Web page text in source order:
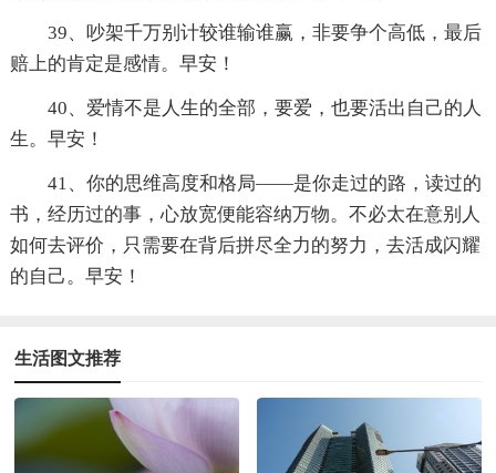
39、吵架千万别计较谁输谁赢，非要争个高低，最后
赔上的肯定是感情。早安！
40、爱情不是人生的全部，要爱，也要活出自己的人
生。早安！
41、你的思维高度和格局——是你走过的路，读过的
书，经历过的事，心放宽便能容纳万物。不必太在意别人
如何去评价，只需要在背后拼尽全力的努力，去活成闪耀
的自己。早安！
生活图文推荐